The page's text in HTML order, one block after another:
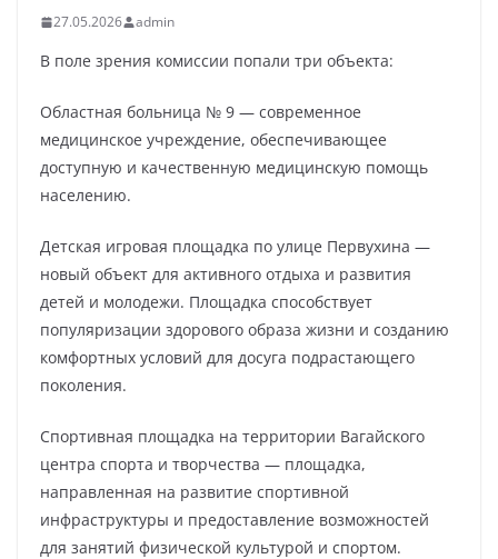
27.05.2026 admin
В поле зрения комиссии попали три объекта:
Областная больница № 9 — современное
медицинское учреждение, обеспечивающее
доступную и качественную медицинскую помощь
населению.
Детская игровая площадка по улице Первухина —
новый объект для активного отдыха и развития
детей и молодежи. Площадка способствует
популяризации здорового образа жизни и созданию
комфортных условий для досуга подрастающего
поколения.
Спортивная площадка на территории Вагайского
центра спорта и творчества — площадка,
направленная на развитие спортивной
инфраструктуры и предоставление возможностей
для занятий физической культурой и спортом.